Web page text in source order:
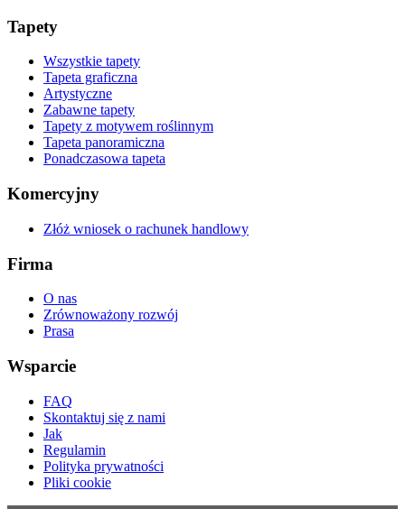
Tapety
Wszystkie tapety
Tapeta graficzna
Artystyczne
Zabawne tapety
Tapety z motywem roślinnym
Tapeta panoramiczna
Ponadczasowa tapeta
Komercyjny
Złóż wniosek o rachunek handlowy
Firma
O nas
Zrównoważony rozwój
Prasa
Wsparcie
FAQ
Skontaktuj się z nami
Jak
Regulamin
Polityka prywatności
Pliki cookie